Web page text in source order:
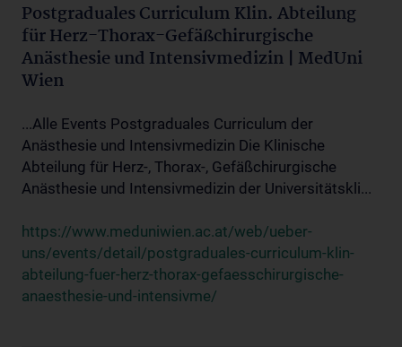
Postgraduales Curriculum Klin. Abteilung
für Herz-Thorax-Gefäßchirurgische
Anästhesie und Intensivmedizin | MedUni
Wien
...Alle Events Postgraduales Curriculum der
Anästhesie und Intensivmedizin Die Klinische
Abteilung für Herz-, Thorax-, Gefäßchirurgische
Anästhesie und Intensivmedizin der Universitätskli...
https://www.meduniwien.ac.at/web/ueber-
uns/events/detail/postgraduales-curriculum-klin-
abteilung-fuer-herz-thorax-gefaesschirurgische-
anaesthesie-und-intensivme/